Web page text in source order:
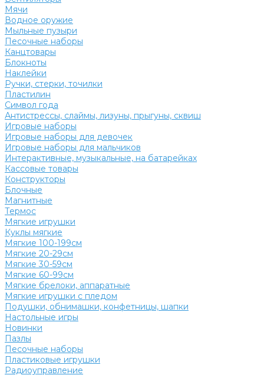
Мячи
Водное оружие
Мыльные пузыри
Песочные наборы
Канцтовары
Блокноты
Наклейки
Ручки, стерки, точилки
Пластилин
Символ года
Антистрессы, слаймы, лизуны, прыгуны, сквиш
Игровые наборы
Игровые наборы для девочек
Игровые наборы для мальчиков
Интерактивные, музыкальные, на батарейках
Кассовые товары
Конструкторы
Блочные
Магнитные
Термос
Мягкие игрушки
Куклы мягкие
Мягкие 100-199см
Мягкие 20-29см
Мягкие 30-59см
Мягкие 60-99см
Мягкие брелоки, аппаратные
Мягкие игрушки с пледом
Подушки, обнимашки, конфетницы, шапки
Настольные игры
Новинки
Пазлы
Песочные наборы
Пластиковые игрушки
Радиоуправление